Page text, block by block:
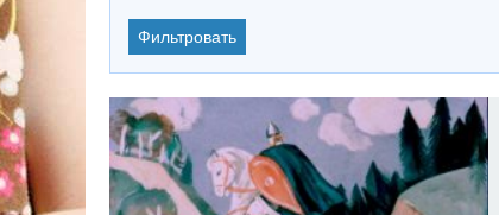
Фильтровать